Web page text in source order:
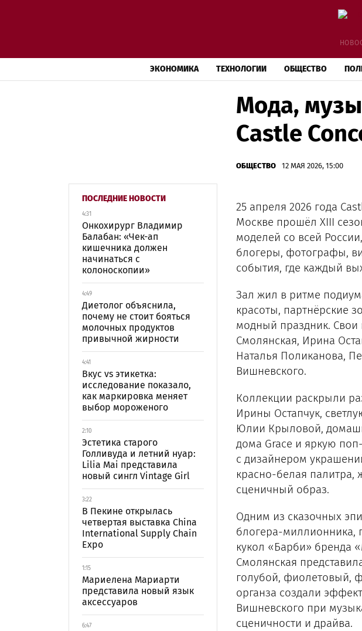
ЭКОНОМИКА ТЕХНОЛОГИИ ОБЩЕСТВО
Мода,
Castle
ОБЩЕСТВО 12 МАЯ 2026, 15:00
ПОСЛЕДНИЕ НОВОСТИ
4:31
Онкохирург Владимир
Балабан: «Чек-ап
кишечника должен
начинаться с
колоноскопии»
4:49
Диетолог объяснила,
почему не стоит бояться
молочных продуктов
привычной жирности
4:41
Вкус vs этикетка:
исследование показало,
как маркировка меняет
выбор мороженого
2:10
Эстетика старого
Голливуда и летний нуар:
Lilia Mai представила
новый сингл Vintage Girl
3:22
В Пекине открылась
четвертая выставка China
International Supply Chain
Expo
1:15
Мариелена Мариарти
представила новый язык
аксессуаров
6:47
25 апреля 2026 года
Москве прошёл XIII
моделей со всей
блогеры, фотографы,
события, где каждый
Зал жил в ритме
красоты, партнёрские
модный праздник. Свои
Смолянская, Ирина
Наталья Поликанова,
Вишневского.
Коллекции раскрыли
Ирины Остапчук,
Юлии Крыловой,
дома Grace и яркую
с дизайнером
красно-белая
сценичный образ.
Одним из сказочных
блогера-миллионника,
кукол «Барби» бренда
Смолянская
голубой, фиолетовый,
органза создали
Вишневского при
сценичности и драйва.